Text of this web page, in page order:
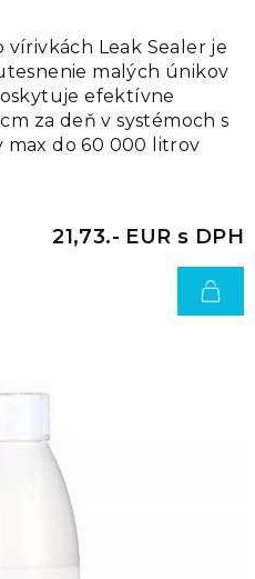
Leak Sealer je
malých únikov
efektívne
za deň v systémoch s
do 60 000 litrov
21,73.- EUR s DPH